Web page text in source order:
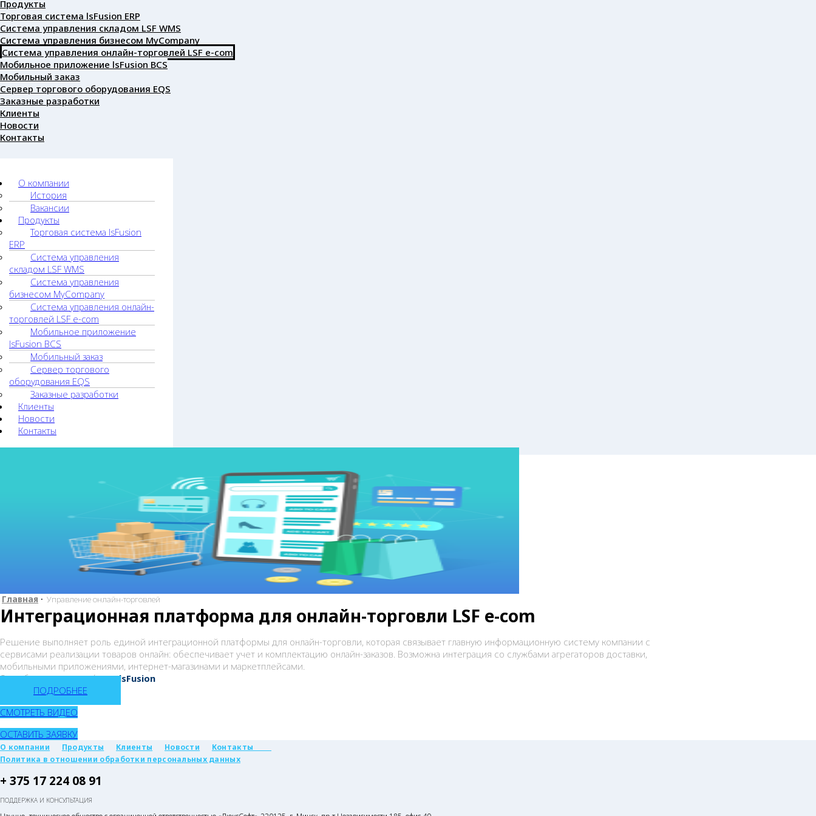
Продукты
Торговая система lsFusion ERP
Система управления складом LSF WMS
Система управления бизнесом MyCompany
Система управления онлайн-торговлей LSF e-com
Мобильное приложение lsFusion BCS
Мобильный заказ
Сервер торгового оборудования EQS
Заказные разработки
Клиенты
Новости
Контакты
О компании
История
Вакансии
Продукты
Торговая система lsFusion
ERP
Система управления
складом LSF WMS
Система управления
бизнесом MyCompany
Система управления онлайн-
торговлей LSF e-com
Мобильное приложение
lsFusion BCS
Мобильный заказ
Сервер торгового
оборудования EQS
Заказные разработки
Клиенты
Новости
Контакты
Главная • Управление онлайн-торговлей
Интеграционная платформа для онлайн-торговли LSF е-com
Решение выполняет роль единой интеграционной платформы для онлайн-торговли, которая связывает главную информационную систему компании с
сервисами реализации товаров онлайн: обеспечивает учет и комплектацию онлайн-заказов. Возможна интеграция со службами агрегаторов доставки,
мобильными приложениями, интернет-магазинами и маркетплейсами.
Разработано на платформе lsFusion
ПОДРОБНЕЕ
СМОТРЕТЬ ВИДЕО
ОСТАВИТЬ ЗАЯВКУ
О компании Продукты Клиенты Новости
Контакты
Политика в отношении обработки персональных данных
+ 375 17 224 08 91
ПОДДЕРЖКА И КОНСУЛЬТАЦИЯ